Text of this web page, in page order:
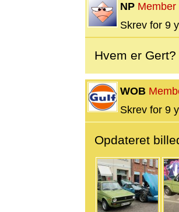
NP Member
Skrev for 9
Hvem er Gert?
WOB
Skrev for 9
Opdateret